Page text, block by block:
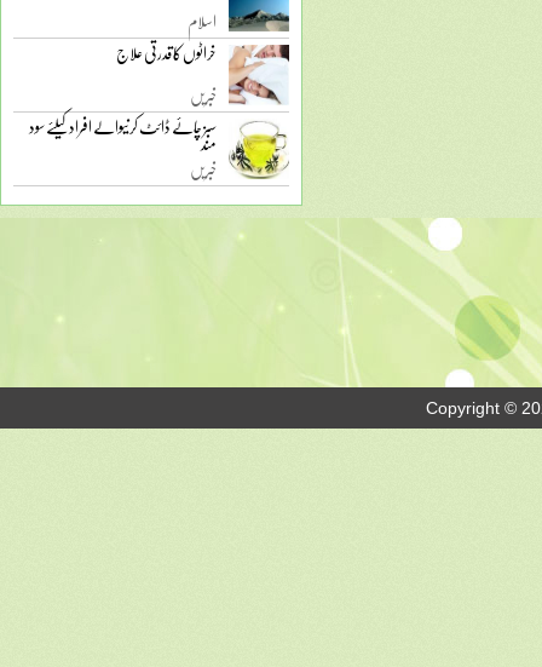
اسلام
خراٹوں کا قدرتی علاج
خبریں
سبز چائے ڈائٹ کرنیوالے افراد کیلئے سود
مند
خبریں
Copyright ©